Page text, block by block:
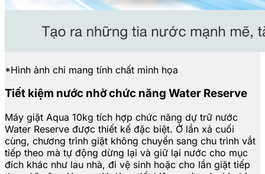
*Hình ảnh chỉ mang tính chất minh họa
Tiết kiệm nước nhờ chức năng Water Reserve
Máy giặt Aqua 10kg tích hợp chức năng dự trữ nước
Water Reserve được thiết kế đặc biệt. Ở lần xả cuối
cùng, chương trình giặt không chuyển sang chu trình vắt
tiếp theo mà tự động dừng lại và giữ lại nước cho mục
đích khác như lau nhà, đi vệ sinh hoặc cho lần giặt tiếp